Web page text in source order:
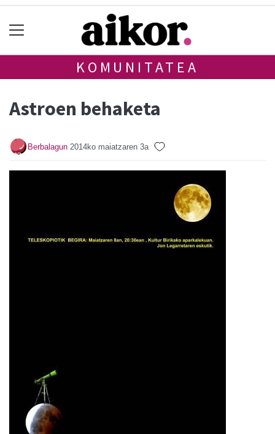
KOMUNITATEA
Astroen behaketa
Berbalagun 2014ko maiatzaren 3a